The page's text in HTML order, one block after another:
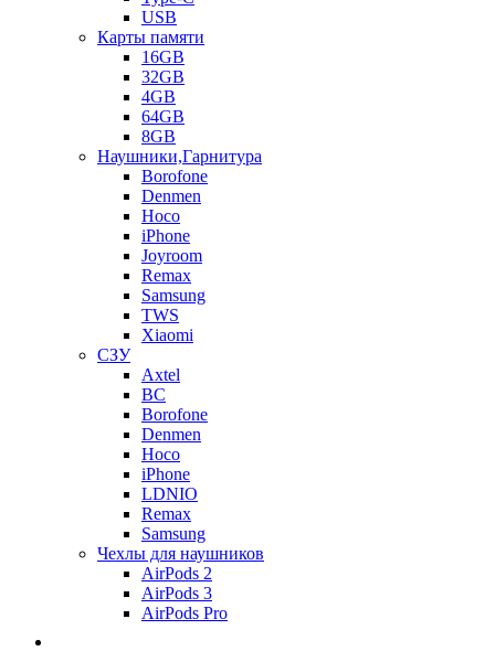
USB
Карты памяти
16GB
32GB
4GB
64GB
8GB
Наушники,Гарнитура
Borofone
Denmen
Hoco
iPhone
Joyroom
Remax
Samsung
TWS
Xiaomi
СЗУ
Axtel
BC
Borofone
Denmen
Hoco
iPhone
LDNIO
Remax
Samsung
Чехлы для наушников
AirPods 2
AirPods 3
AirPods Pro